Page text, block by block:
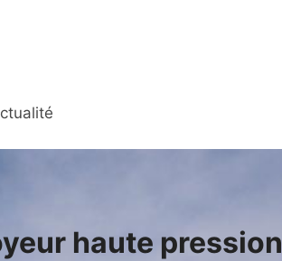
haute pression